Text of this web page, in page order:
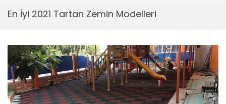
En İyi 2021 Tartan Zemin Modelleri